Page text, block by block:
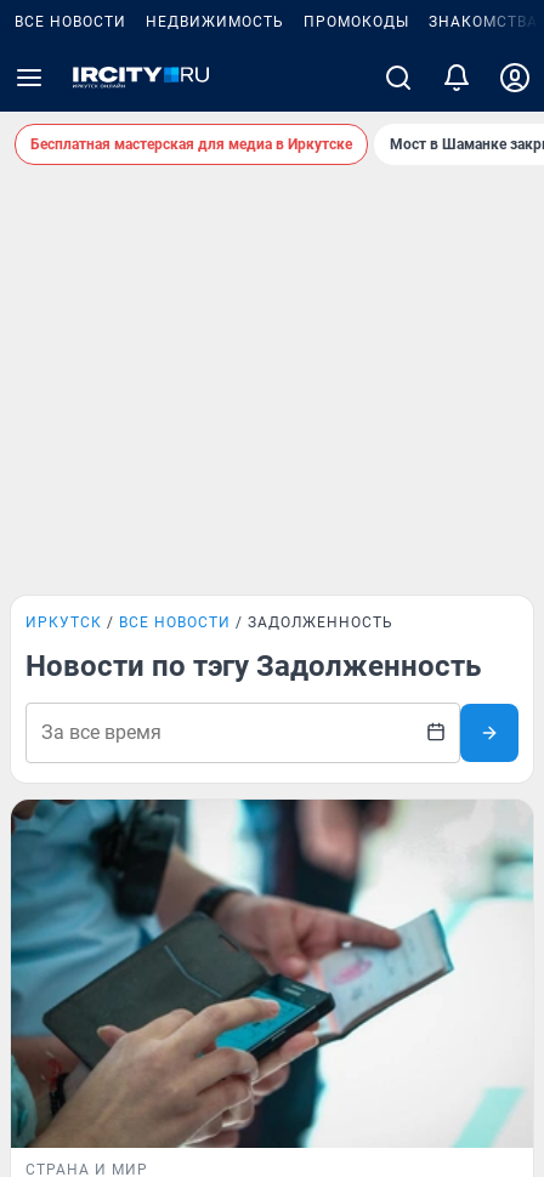
ВСЕ НОВОСТИ НЕДВИЖИМОСТЬ ПРОМОКОДЫ ЗНАКОМСТВА
Бесплатная мастерская для медиа в Иркутске Мост в Шаманке
ИРКУТСК ВСЕ НОВОСТИ ЗАДОЛЖЕННОСТЬ
Новости по тэгу Задолженность
СТРАНА И МИР